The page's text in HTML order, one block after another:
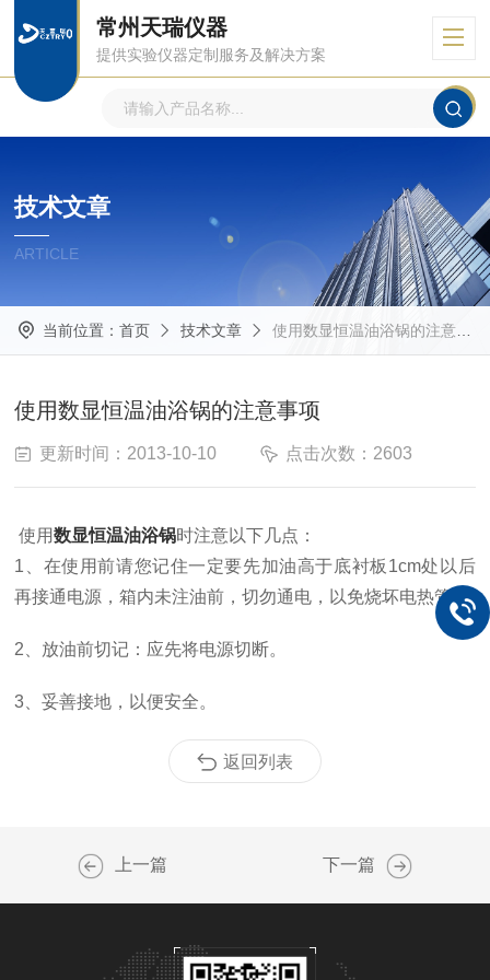
常州天瑞仪器
提供实验仪器定制服务及解决方案
技术文章
ARTICLE
当前位置： 首页 技术文章 使用数显恒温油浴锅的注意事项
使用数显恒温油浴锅的注意事项
更新时间：2013-10-10 点击次数：2603
使用数显恒温油浴锅时注意以下几点：
1、在使用前请您记住一定要先加油高于底衬板1cm处以后
再接通电源，箱内未注油前，切勿通电，以免烧坏电热管。
2、放油前切记：应先将电源切断。
3、妥善接地，以便安全。
返回列表
上一篇 下一篇